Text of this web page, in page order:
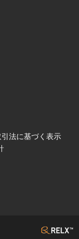
法に基づく表示